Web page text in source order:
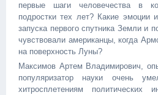
первые шаги человечества в
подростки тех лет? Какие эмоции
запуска первого спутника Земли и
чувствовали американцы, когда
на поверхность Луны?
Максимов Артем Владимирович,
популяризатор науки очень
хитросплетениям политических